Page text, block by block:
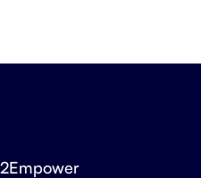
2Empower